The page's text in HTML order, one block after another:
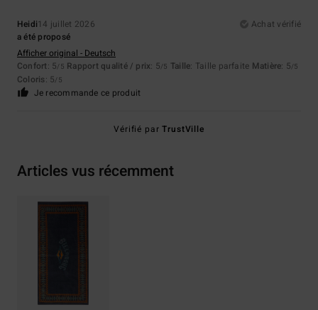
Heidi14 juillet 2026
Achat vérifié
a été proposé
Afficher original - Deutsch
Confort: 5/5 Rapport qualité / prix: 5/5 Taille: Taille parfaite Matière: 5/5
Coloris: 5/5
Je recommande ce produit
Vérifié parTrustVille
Articles vus récemment